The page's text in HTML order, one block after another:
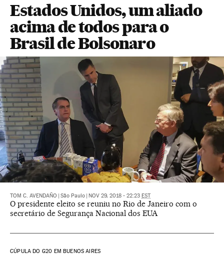
Estados Unidos, um aliado
acima de todos para o
Brasil de Bolsonaro
TOM C. AVENDAÑO São Paulo NOV 29, 2018 - 22:23 EST
O presidente eleito se reuniu no Rio de Janeiro com o
secretário de Segurança Nacional dos EUA
CÚPULA DO G20 EM BUENOS AIRES